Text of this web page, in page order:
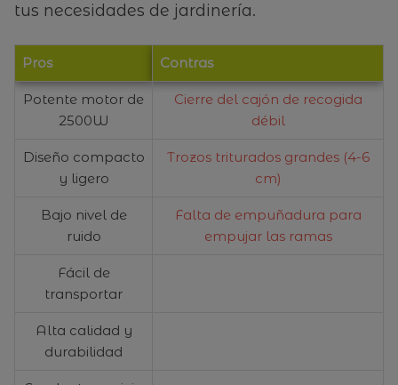
tus necesidades de jardinería.
Pros Contras
Potente motor de
2500W
Cierre del cajón de recogida
débil
Diseño compacto
y ligero
Trozos triturados grandes (4-6
cm)
Bajo nivel de
ruido
Falta de empuñadura para
empujar las ramas
Fácil de
transportar
Alta calidad y
durabilidad